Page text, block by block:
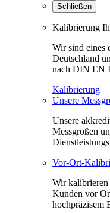
Schließen
Kalibrierung
Wir sind eines
Deutschland
nach DIN EN
Kalibrierung
Unsere
Unsere
Messgrößen
Vor-Ort-
Wir kalibrieren
Kunden vor
hochpräzisem